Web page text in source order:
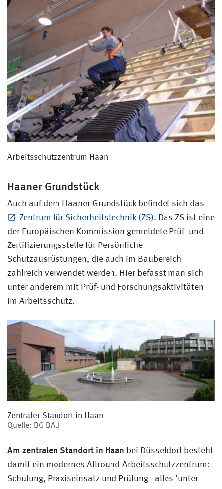
Arbeitsschutzzentrum Haan
Haaner Grundstück
Auch auf dem Haaner Grundstück befindet sich das
Zentrum für Sicherheitstechnik (ZS). Das ZS ist eine
der Europäischen Kommission gemeldete Prüf- und
Zertifizierungsstelle für Persönliche
Schutzausrüstungen, die auch im Baubereich
zahlreich verwendet werden. Hier befasst man sich
unter anderem mit Prüf- und Forschungsaktivitäten
im Arbeitsschutz.
Zentraler Standort in Haan
Quelle: BG BAU
Am zentralen Standort in Haan bei Düsseldorf besteht
damit ein modernes Allround-Arbeitsschutzzentrum:
Schulung, Praxiseinsatz und Prüfung - alles 'unter